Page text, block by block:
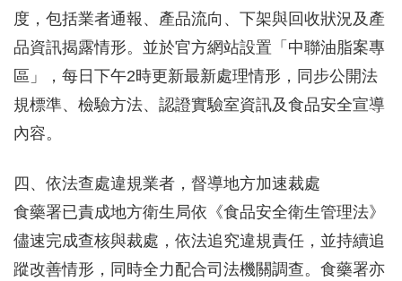
度，包括業者通報、產品流向、下架與回收狀況及產
品資訊揭露情形。並於官方網站設置「中聯油脂案專
區」，每日下午2時更新最新處理情形，同步公開法
規標準、檢驗方法、認證實驗室資訊及食品安全宣導
內容。
四、依法查處違規業者，督導地方加速裁處
食藥署已責成地方衛生局依《食品安全衛生管理法》
儘速完成查核與裁處，依法追究違規責任，並持續追
蹤改善情形，同時全力配合司法機關調查。食藥署亦